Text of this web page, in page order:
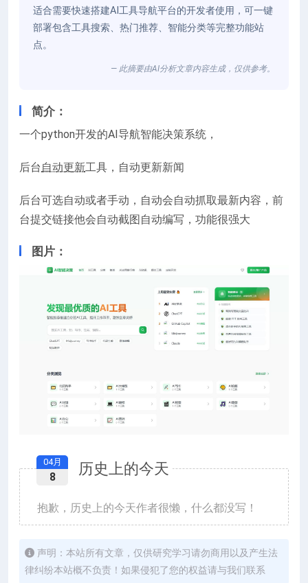
适合需要快速搭建AI工具导航平台的开发者使用，可一键
部署包含工具搜索、热门推荐、智能分类等完整功能站
点。
— 此摘要由AI分析文章内容生成，仅供参考。
简介：
一个python开发的AI导航智能决策系统，
后台 自动更新工具，自动更新新闻
后台可选自动或者手动，自动会自动抓取最新内容，前
台提交链接他会自动截图自动编写，功能很强大
图片：
历史上的今天
04月
8
抱歉，历史上的今天作者很懒，什么都没写！
声明：本站所有文章，仅供研究学习请勿商用以及产生法
律纠纷本站概不负责！如果侵犯了您的权益请与我们联系